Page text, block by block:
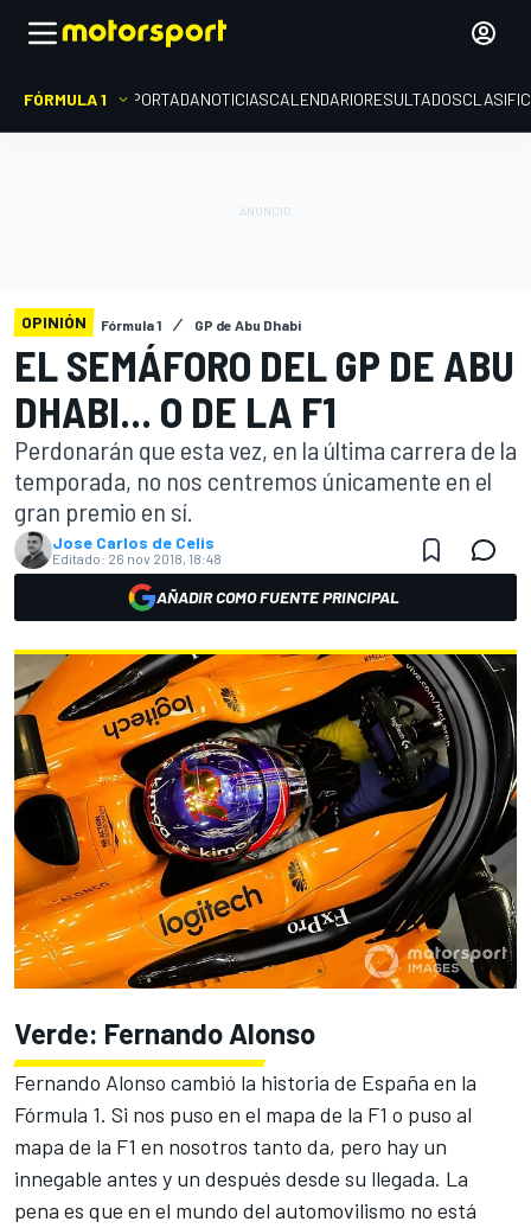
FÓRMULA 1 PORTADANOTICIASCALENDARIORESULTADOS
OPINIÓN Fórmula 1 GP de Abu Dhabi
EL SEMÁFORO DEL GP DE ABU
DHABI... O DE LA F1
Perdonarán que esta vez, en la última carrera de la
temporada, no nos centremos únicamente en el
gran premio en sí.
Jose Carlos de Celis
Editado: 26 nov 2018, 18:48
AÑADIR COMO FUENTE PRINCIPAL
Verde: Fernando Alonso
Fernando Alonso cambió la historia de España en la
Fórmula 1. Si nos puso en el mapa de la F1 o puso al
mapa de la F1 en nosotros tanto da, pero hay un
innegable antes y un después desde su llegada. La
pena es que en el mundo del automovilismo no está